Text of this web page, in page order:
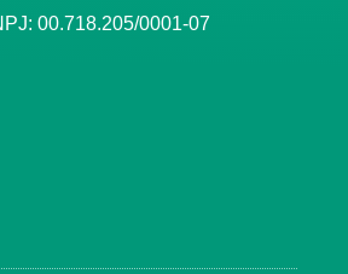
00.718.205/0001-07